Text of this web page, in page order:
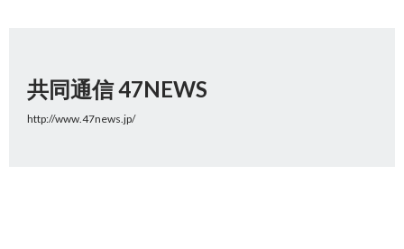
共同通信 47NEWS
http://www.47news.jp/